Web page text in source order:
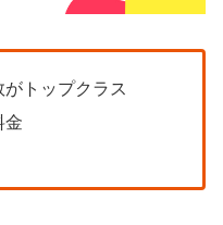
トップクラス
金